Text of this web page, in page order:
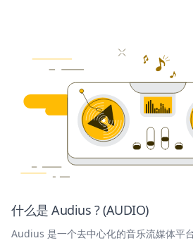
什么是 Audius ? (AUDIO)
Audius 是一个去中心化的音乐流媒体平